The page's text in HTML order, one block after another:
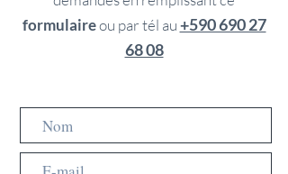
formulaireou par tél au+590 690 27
68 08